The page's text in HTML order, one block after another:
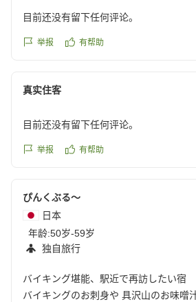
また泊まりに行きたいです。
reviewId=33123477957233
目前还没有留下任何评论。
举报 有帮助
真实住客
目前还没有留下任何评论。
举报 有帮助
ぴんくぶる〜
日本
年龄:50岁-59岁
独自旅行
バイキング堪能、駅近で再訪したい宿
バイキングのお刺身や 具沢山のお味噌